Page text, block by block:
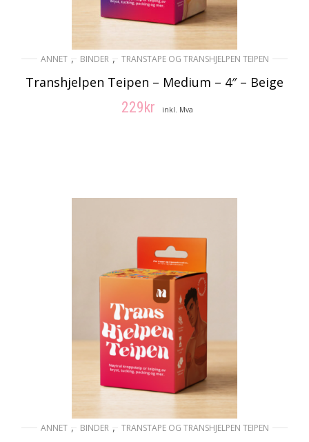
ANNET , BINDER , TRANSTAPE OG TRANSHJELPEN TEIPEN
Transhjelpen Teipen – Medium – 4″ – Beige
229kr inkl. Mva
ANNET , BINDER , TRANSTAPE OG TRANSHJELPEN TEIPEN